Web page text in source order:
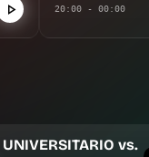
20:00 - 00:00
UNIVERSITARIO vs.